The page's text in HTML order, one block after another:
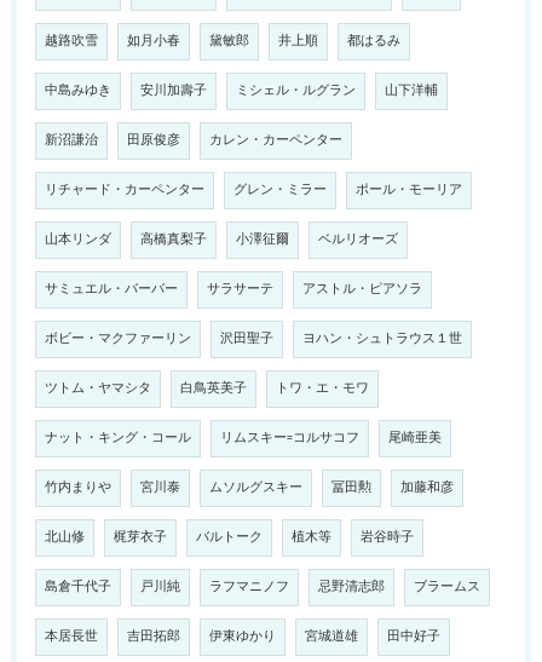
越路吹雪 如月小春 黛敏郎 井上順 都はるみ
中島みゆき 安川加壽子 ミシェル・ルグラン 山下洋輔
新沼謙治 田原俊彦 カレン・カーペンター
リチャード・カーペンター グレン・ミラー ポール・モーリア
山本リンダ 高橋真梨子 小澤征爾 ベルリオーズ
サミュエル・バーバー サラサーテ アストル・ピアソラ
ボビー・マクファーリン 沢田聖子 ヨハン・シュトラウス１世
ツトム・ヤマシタ 白鳥英美子 トワ・エ・モワ
ナット・キング・コール リムスキー=コルサコフ 尾崎亜美
竹内まりや 宮川泰 ムソルグスキー 冨田勲 加藤和彦
北山修 梶芽衣子 バルトーク 植木等 岩谷時子
島倉千代子 戸川純 ラフマニノフ 忌野清志郎 ブラームス
本居長世 吉田拓郎 伊東ゆかり 宮城道雄 田中好子